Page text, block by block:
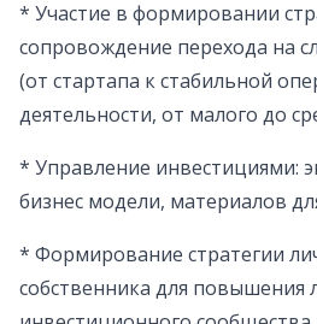
* Участие в формировании
сопровождение перехода на
(от стартапа к стабильной
деятельности, от малого до
* Управление инвестициями:
бизнес модели, материалов
* Формирование стратегии
собственника для повышения